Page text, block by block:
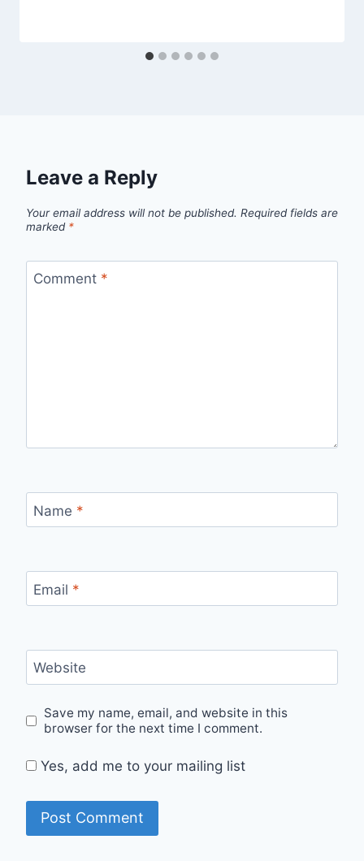
Leave a Reply
Your email address will not be published. Required fields are
marked *
Comment *
Name *
Email *
Website
Save my name, email, and website in this
browser for the next time I comment.
Yes, add me to your mailing list